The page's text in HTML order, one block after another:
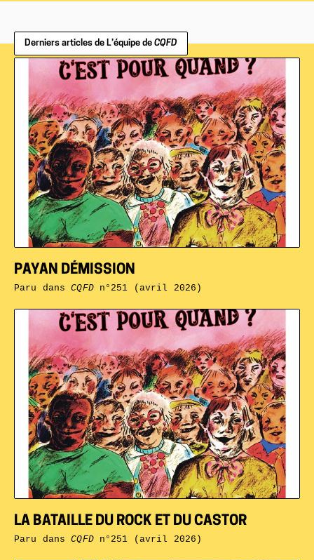
Derniers articles de L’équipe de CQFD
LA BATAILLE DU ROCK ET DU CASTOR
Paru dansCQFDn°251 (avril 2026)
PAYAN DÉMISSION
Paru dansCQFDn°251 (avril 2026)